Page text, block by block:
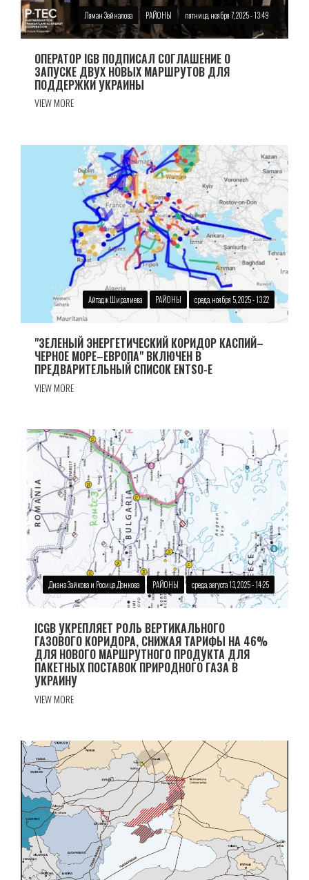
Ляман Зейналова РАЙОНЫ пятница, ноября 7, 2025 - 13:49
ОПЕРАТОР IGB ПОДПИСАЛ СОГЛАШЕНИЕ О
ЗАПУСКЕ ДВУХ НОВЫХ МАРШРУТОВ ДЛЯ
ПОДДЕРЖКИ УКРАИНЫ
VIEW MORE
Айтадж Ширалиева РАЙОНЫ среда, ноября 5, 2025 - 13:22
"ЗЕЛЕНЫЙ ЭНЕРГЕТИЧЕСКИЙ КОРИДОР КАСПИЙ–
ЧЕРНОЕ МОРЕ–ЕВРОПА" ВКЛЮЧЕН В
ПРЕДВАРИТЕЛЬНЫЙ СПИСОК ENTSO-E
VIEW MORE
Диана Зайкова и Росица Донкова РАЙОНЫ среда, августа 13, 2025 - 14:25
ICGB УКРЕПЛЯЕТ РОЛЬ ВЕРТИКАЛЬНОГО
ГАЗОВОГО КОРИДОРА, СНИЖАЯ ТАРИФЫ НА 46%
ДЛЯ НОВОГО МАРШРУТНОГО ПРОДУКТА ДЛЯ
ПАКЕТНЫХ ПОСТАВОК ПРИРОДНОГО ГАЗА В
УКРАИНУ
VIEW MORE